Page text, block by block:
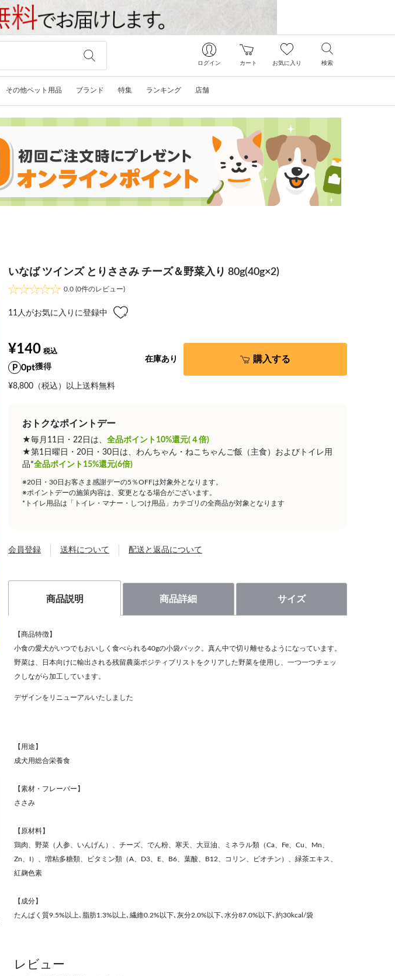
ログイン カート お気に入り 検索
その他ペット用品 ブランド 特集 ランキング 店舗
いなば ツインズ とりささみ チーズ＆野菜入り 80g(40g×2)
0.0 (0件のレビュー)
11人がお気に入りに登録中
¥140
0pt獲得
¥8,800（税込）以上送料無料
在庫あり 購入する
おトクなポイントデー
★毎月11日・22日は、 全品ポイント10%還元(４倍)
★第1日曜日・20日・30日は、わんちゃん・ねこちゃんご飯（主食）およびトイレ用
品*全品ポイント15%還元(6倍)
※20日・30日お客さま感謝デーの5％OFFは対象外となります。
※ポイントデーの施策内容は、変更となる場合がございます。
*トイレ用品は「トイレ・マナー・しつけ用品」カテゴリの全商品が対象となります
会員登録 送料について 配送と返品について
商品説明 商品詳細 サイズ
【商品特徴】
小食の愛犬がいつでもおいしく食べられる40gの小袋パック。真ん中で切り離せるようになっています。
野菜は、日本向けに輸出される残留農薬ポジティブリストをクリアした野菜を使用し、一つ一つチェッ
クしながら加工しています。
デザインをリニューアルいたしました
【用途】
成犬用総合栄養食
【素材・フレーバー】
ささみ
【原材料】
鶏肉、野菜（人参、いんげん）、チーズ、でん粉、寒天、大豆油、ミネラル類（Ca、Fe、Cu、Mn、
Zn、I）、増粘多糖類、ビタミン類（A、D3、E、B6、葉酸、B12、コリン、ビオチン）、緑茶エキス、
紅麹色素
【成分】
たんぱく質9.5%以上､脂肪1.3%以上､繊維0.2%以下､灰分2.0%以下､水分87.0%以下､約30kcal/袋
レビュー